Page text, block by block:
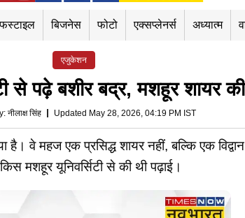
बिजनेस फोटो एक्सप्लेनर्स अध्यात्म
एजुकेशन
पढ़े बशीर बद्र, मशहूर शायर की
: नीलाक्ष सिंह Updated May 28, 2026, 04:19 PM IST
है। वे महज एक प्रसिद्ध शायर नहीं, बल्कि एक
मशहूर यूनिवर्सिटी से की थी पढ़ाई।